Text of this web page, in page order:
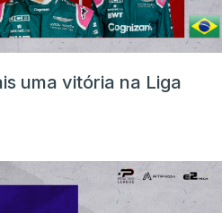
uma vitória na Liga